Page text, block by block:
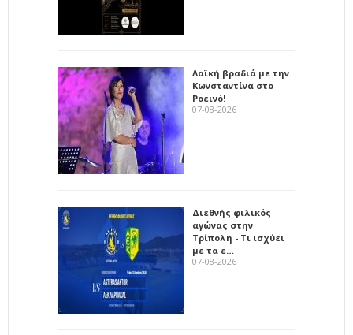
Λαϊκή βραδιά με την
Κωνσταντίνα στο
Ροεινό!
07-08-2026
Διεθνής φιλικός
αγώνας στην
Τρίπολη - Τι ισχύει
με τα ε…
07-08-2026